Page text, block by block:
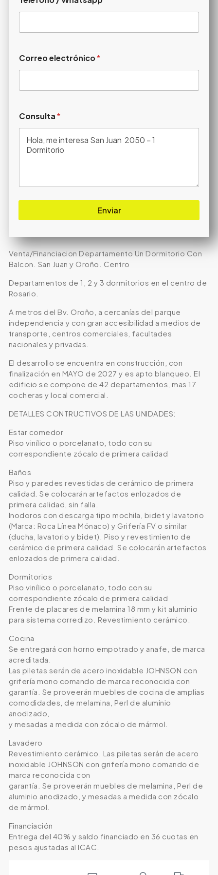
Correo electrónico*
Consulta*
Enviar
Venta/Financiacion Departamento Un Dormitorio Con
Balcon. San Juan y Oroño. Centro
Departamentos de 1, 2 y 3 dormitorios en el centro de
Rosario.
A metros del Bv. Oroño, a cercanías del parque
independencia y con gran accesibilidad a medios de
transporte, centros comerciales, facultades
nacionales y privadas.
El desarrollo se encuentra en construcción, con
finalización en MAYO de 2027 y es apto blanqueo. El
edificio se compone de 42 departamentos, mas 17
cocheras y local comercial.
DETALLES CONTRUCTIVOS DE LAS UNIDADES:
Estar comedor
Piso vinílico o porcelanato, todo con su
correspondiente zócalo de primera calidad
Baños
Piso y paredes revestidas de cerámico de primera
calidad. Se colocarán artefactos enlozados de
primera calidad, sin falla.
Inodoros con descarga tipo mochila, bidet y lavatorio
(Marca: Roca Línea Mónaco) y Grifería FV o similar
(ducha, lavatorio y bidet). Piso y revestimiento de
cerámico de primera calidad. Se colocarán artefactos
enlozados de primera calidad.
Dormitorios
Piso vinílico o porcelanato, todo con su
correspondiente zócalo de primera calidad
Frente de placares de melamina 18 mm y kit aluminio
para sistema corredizo. Revestimiento cerámico.
Cocina
Se entregará con horno empotrado y anafe, de marca
acreditada.
Las piletas serán de acero inoxidable JOHNSON con
grifería mono comando de marca reconocida con
garantía. Se proveerán muebles de cocina de amplias
comodidades, de melamina, Perl de aluminio
anodizado,
y mesadas a medida con zócalo de mármol.
Lavadero
Revestimiento cerámico. Las piletas serán de acero
inoxidable JOHNSON con grifería mono comando de
marca reconocida con
garantía. Se proveerán muebles de melamina, Perl de
aluminio anodizado, y mesadas a medida con zócalo
de mármol.
Financiación
Entrega del 40% y saldo financiado en 36 cuotas en
pesos ajustadas al ICAC.